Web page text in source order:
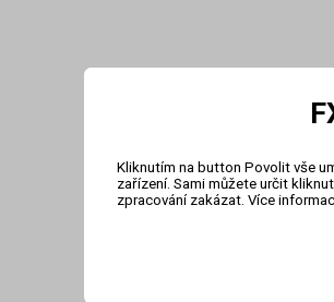
Kliknutím na button Povolit vše
zařízení. Sami můžete určit
zpracování zakázat. Více